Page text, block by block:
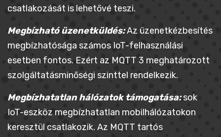
csatlakozását is lehetővé teszi.
Megbízható üzenetküldés:Az üzenetkézbesítés
megbízhatósága számos IoT-felhasználási
esetben fontos. Ezért az MQTT 3 meghatározott
szolgáltatásminőségi szinttel rendelkezik.
Megbízhatatlan hálózatok támogatása:sok
IoT-eszköz megbízhatatlan mobilhálózatokon
keresztül csatlakozik. Az MQTT tartós